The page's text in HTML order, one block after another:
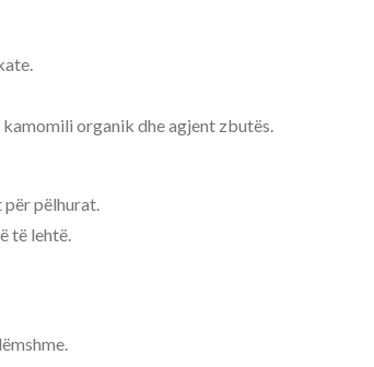
organik dhe agjent zbutës.
për pëlhurat.
të lehtë.